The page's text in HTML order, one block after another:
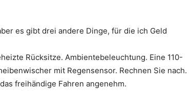
es gibt drei andere Dinge, für die ich Geld
Rücksitze. Ambientebeleuchtung. Eine 110-
mit Regensensor. Rechnen Sie nach.
freihändige Fahren angenehm.